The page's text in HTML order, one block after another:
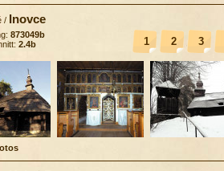
/ Inovce
1 2 3
873049b
2.4b